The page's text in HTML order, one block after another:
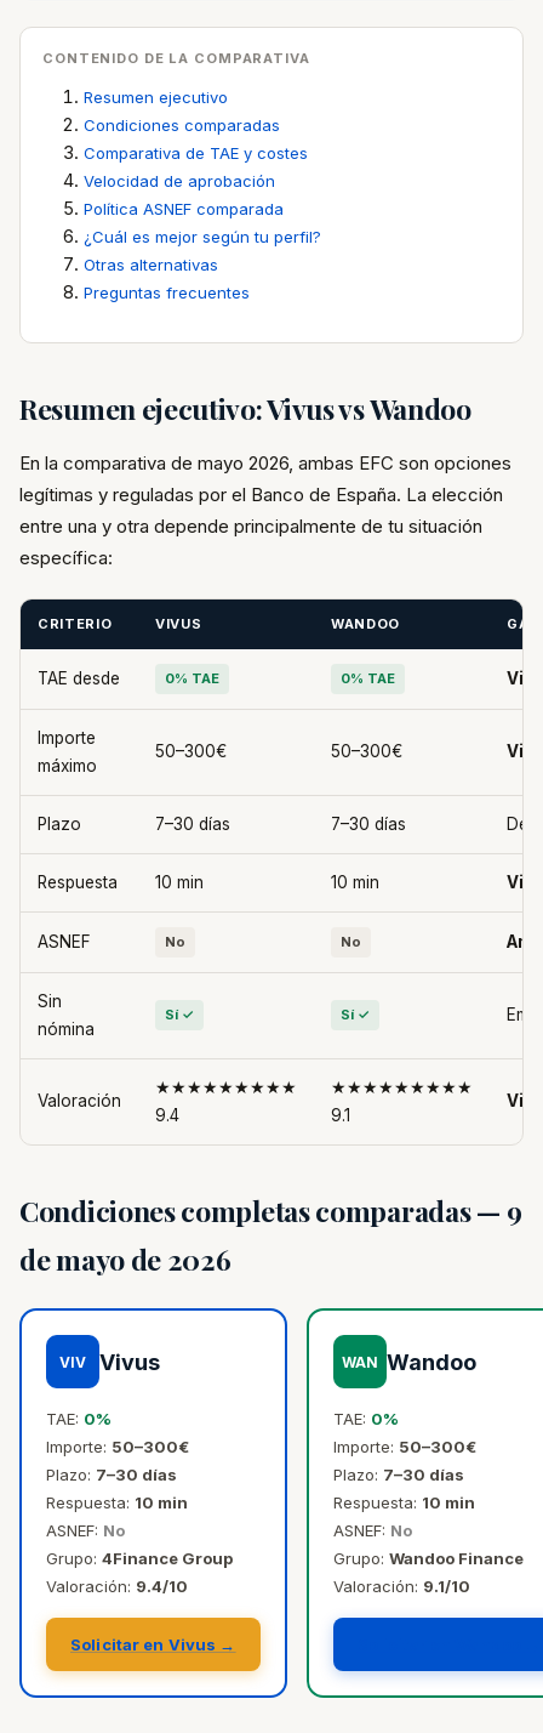
CONTENIDO DE LA COMPARATIVA
Resumen ejecutivo
Condiciones comparadas
Comparativa de TAE y costes
Velocidad de aprobación
Política ASNEF comparada
¿Cuál es mejor según tu perfil?
Otras alternativas
Preguntas frecuentes
Resumen ejecutivo: Vivus vs Wandoo
En la comparativa de mayo 2026, ambas EFC son opciones
legítimas y reguladas por el Banco de España. La elección
entre una y otra depende principalmente de tu situación
específica:
CRITERIO VIVUS WANDOO
TAE desde 0% TAE 0% TAE
Importe
máximo
50–300€ 50–300€
Plazo 7–30 días 7–30 días
Respuesta 10 min 10 min
ASNEF No No
Sin
nómina
Sí ✓ Sí ✓
Valoración
★★★★★★★★★
9.4
★★★★★★★★★
9.1
Condiciones completas comparadas — 9
de mayo de 2026
VIV Vivus
TAE: 0%
Importe: 50–300€
Plazo: 7–30 días
Respuesta: 10 min
ASNEF: No
Grupo: 4Finance Group
Valoración: 9.4/10
Solicitar en Vivus →
WAN Wandoo
TAE: 0%
Importe: 50–300€
Plazo: 7–30 días
Respuesta: 10 min
ASNEF: No
Grupo: Wandoo Finance
Valoración: 9.1/10